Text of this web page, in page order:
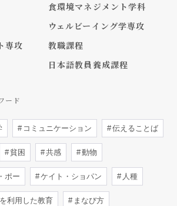
食環境マネジメント学科
ウェルビーイング学専攻
専攻
教職課程
日本語教員養成課程
ード
コミュニケーション 伝えることば
貧困 共感 動物
ポー ケイト・ショパン 人種
利用した教育 まなび方